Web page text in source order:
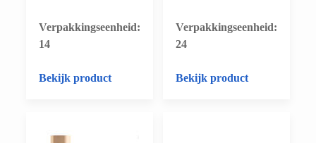
​Verpakkingseenheid:
14
Bekijk product
​Verpakkingseenheid:
24
Bekijk product